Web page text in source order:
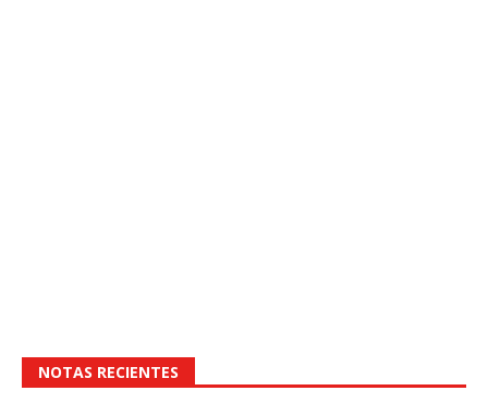
NOTAS RECIENTES